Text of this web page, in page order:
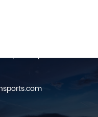
pour répondre à